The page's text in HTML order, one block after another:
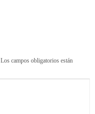
Los campos obligatorios están